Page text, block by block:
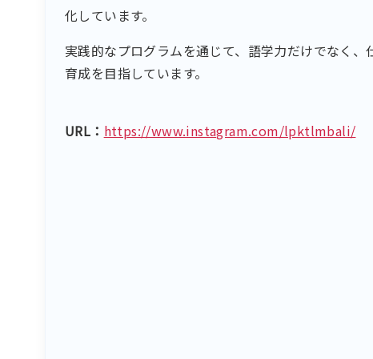
化しています。
実践的なプログラムを通じて、語学力だけでなく
育成を目指しています。
URL： https://www.instagram.com/lpktlmbali/